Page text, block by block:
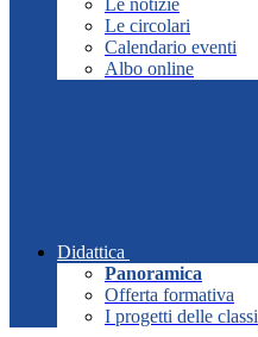
Le notizie
Le circolari
Calendario eventi
Albo online
Didattica
Panoramica
Offerta formativa
I progetti delle classi